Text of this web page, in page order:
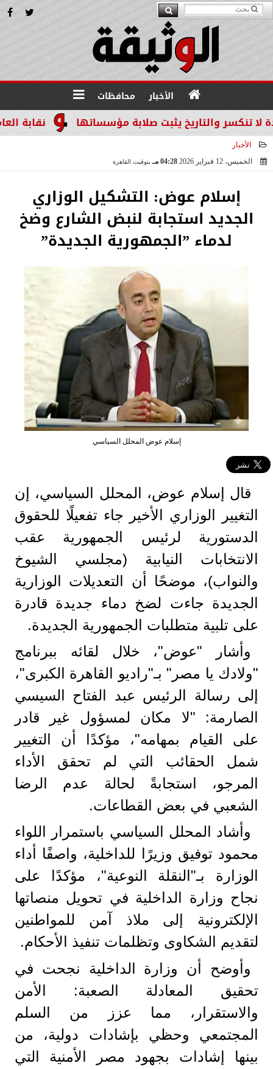
الأخبار محافظات
نقابة والتاريخ يثبت صلابة مؤسساتها
الأخبار
الخميس، 12 فبراير 2026
04:28 مـ بتوقيت القاهرة
إسلام عوض: التشكيل الوزاري
الجديد استجابة لنبض الشارع وضخ
لدماء ”الجمهورية الجديدة”
إسلام عوض المحلل السياسي
قال إسلام عوض، المحلل السياسي، إن
التغيير الوزاري الأخير جاء تفعيلًا للحقوق
الدستورية لرئيس الجمهورية عقب
الانتخابات النيابية (مجلسي الشيوخ
والنواب)، موضحًا أن التعديلات الوزارية
الجديدة جاءت لضخ دماء جديدة قادرة
على تلبية متطلبات الجمهورية الجديدة.
​وأشار "عوض"، خلال لقائه ببرنامج
"ولادك يا مصر" بـ"راديو القاهرة الكبرى"،
إلى رسالة الرئيس عبد الفتاح السيسي
الصارمة: "لا مكان لمسؤول غير قادر
على القيام بمهامه"، مؤكدًا أن التغيير
شمل الحقائب التي لم تحقق الأداء
المرجو، استجابةً لحالة عدم الرضا
الشعبي في بعض القطاعات.
وأشاد المحلل السياسي باستمرار اللواء
محمود توفيق وزيرًا للداخلية، واصفًا أداء
الوزارة بـ"النقلة النوعية"، مؤكدًا على
نجاح وزارة الداخلية في تحويل منصاتها
الإلكترونية إلى ملاذ آمن للمواطنين
لتقديم الشكاوى وتظلمات تنفيذ الأحكام.
​وأوضح أن وزارة الداخلية نجحت في
تحقيق المعادلة الصعبة: الأمن
والاستقرار، مما عزز من السلم
المجتمعي وحظي بإشادات دولية، من
بينها إشادات بجهود مصر الأمنية التي